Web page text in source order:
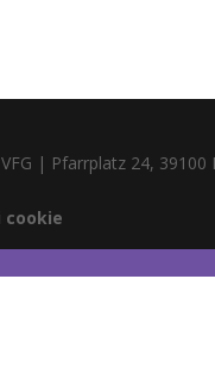
| Pfarrplatz 24,
cookie